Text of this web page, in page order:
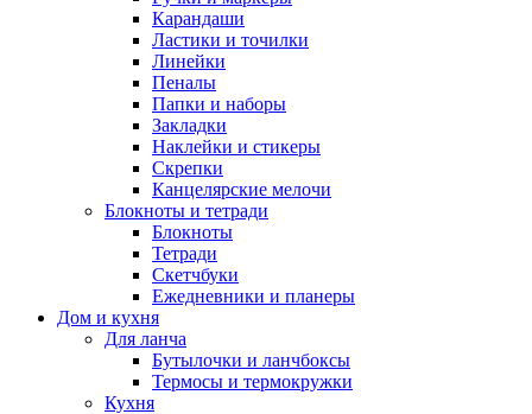
Карандаши
Ластики и точилки
Линейки
Пеналы
Папки и наборы
Закладки
Наклейки и стикеры
Скрепки
Канцелярские мелочи
Блокноты и тетради
Блокноты
Тетради
Скетчбуки
Ежедневники и планеры
Дом и кухня
Для ланча
Бутылочки и ланчбоксы
Термосы и термокружки
Кухня